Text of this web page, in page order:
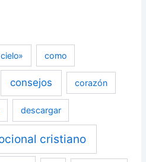
cielo» como
consejos corazón
descargar
cristiano